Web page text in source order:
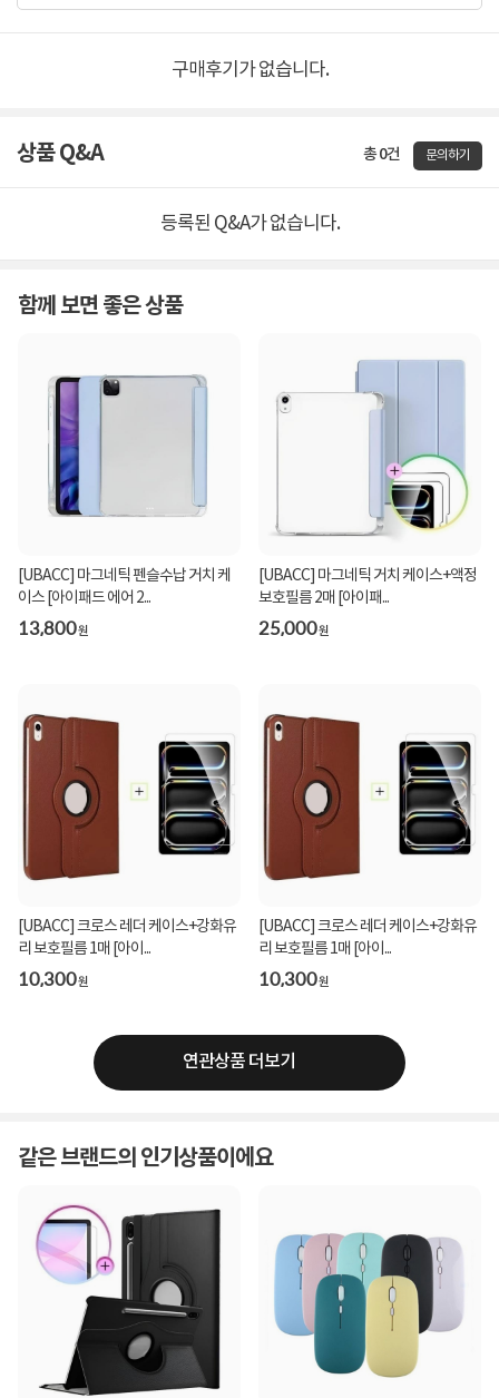
구매후기가 없습니다.
상품 Q&A 총 0건 문의하기
등록된 Q&A가 없습니다.
함께 보면 좋은 상품
[UBACC] 마그네틱 펜슬수납 거치 케
이스 [아이패드 에어 2...
13,800원
[UBACC] 마그네틱 거치 케이스+액정
보호필름 2매 [아이패...
25,000원
[UBACC] 크로스 레더 케이스+강화유
리 보호필름 1매 [아이...
10,300원
[UBACC] 크로스 레더 케이스+강화유
리 보호필름 1매 [아이...
10,300원
연관상품 더보기
같은 브랜드의 인기상품이에요